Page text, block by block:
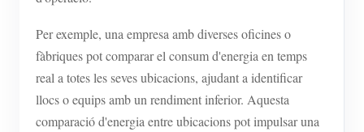
Per exemple, una empresa amb diverses oficines o
fàbriques pot comparar el consum d'energia en temps
real a totes les seves ubicacions, ajudant a identificar
llocs o equips amb un rendiment inferior. Aquesta
comparació d'energia entre ubicacions pot impulsar una